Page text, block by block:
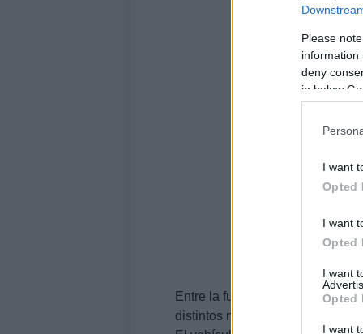
Please
information
deny
in below
I want
Opted
I want
Opted
I want
Opted
I want
Entre la futura gama ‘i’ también
distintos modelos incluso con 2 y